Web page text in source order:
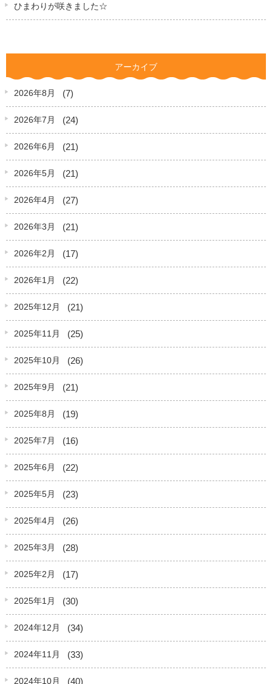
ひまわりが咲きました☆
アーカイブ
2026年8月 (7)
2026年7月 (24)
2026年6月 (21)
2026年5月 (21)
2026年4月 (27)
2026年3月 (21)
2026年2月 (17)
2026年1月 (22)
2025年12月 (21)
2025年11月 (25)
2025年10月 (26)
2025年9月 (21)
2025年8月 (19)
2025年7月 (16)
2025年6月 (22)
2025年5月 (23)
2025年4月 (26)
2025年3月 (28)
2025年2月 (17)
2025年1月 (30)
2024年12月 (34)
2024年11月 (33)
2024年10月 (40)